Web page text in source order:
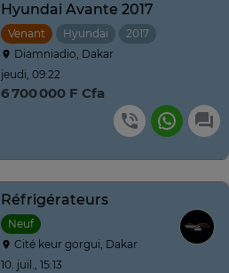
Hyundai Avante 2017
Venant Hyundai 2017
Diamniadio, Dakar
jeudi, 09:22
6 700 000 F Cfa
Réfrigérateurs
Neuf
Cité keur gorgui, Dakar
10. juil., 15:13